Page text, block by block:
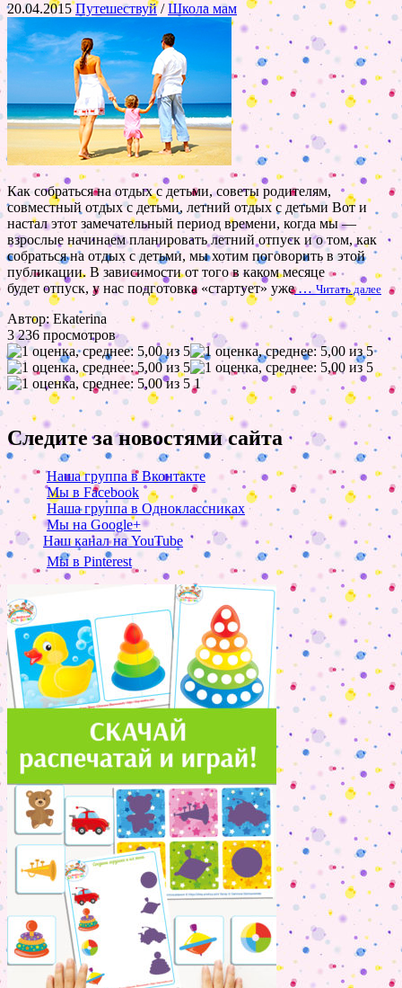
20.04.2015Путешествуй/Школа мам
Как собраться на отдых с детьми, советы родителям,
совместный отдых с детьми, летний отдых с детьми Вот и
настал этот замечательный период времени, когда мы —
взрослые начинаем планировать летний отпуск и о том, как
собраться на отдых с детьми, мы хотим поговорить в этой
публикации. В зависимости от того в каком месяце
будет отпуск, у нас подготовка «стартует» уже…Читать далее
Автор: Ekaterina
3 236 просмотров
1
Следите за новостями сайта
Наша группа в Вконтакте
Мы в Facebook
Наша группа в Одноклассниках
Мы на Google+
Наш канал на YouTube
Мы в Pinterest